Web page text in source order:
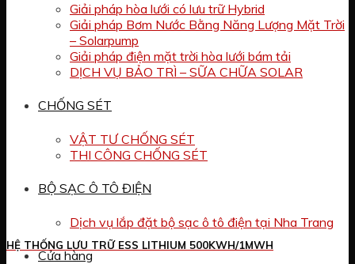
Giải pháp hòa lưới có lưu trữ Hybrid
Giải pháp Bơm Nước Bằng Năng Lượng Mặt Trời
– Solarpump
Giải pháp điện mặt trời hòa lưới bám tải
DỊCH VỤ BẢO TRÌ – SỮA CHỮA SOLAR
CHỐNG SÉT
VẬT TƯ CHỐNG SÉT
THI CÔNG CHỐNG SÉT
BỘ SẠC Ô TÔ ĐIỆN
Dịch vụ lắp đặt bộ sạc ô tô điện tại Nha Trang
Cửa hàng
HỆ THỐNG LƯU TRỮ ESS LITHIUM 500KWH/1MWH